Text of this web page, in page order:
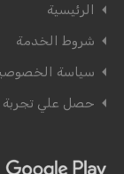
الرئيسية
شروط الخدمة
سياسة
حصل علي تجربة